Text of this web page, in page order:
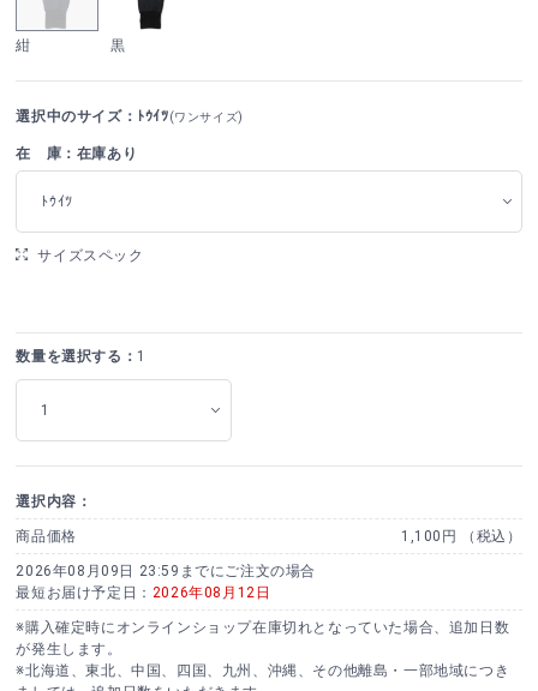
紺 黒
選択中のサイズ：ﾄｳｲﾂ(ワンサイズ)
在 庫：在庫あり
ﾄｳｲﾂ
サイズスペック
数量を選択する： 1
選択内容：
商品価格 1,100円 （税込）
2026年08月09日 23:59までにご注文の場合
最短お届け予定日： 2026年08月12日
※購入確定時にオンラインショップ在庫切れとなっていた場合、追加日数
が発生します。
※北海道、東北、中国、四国、九州、沖縄、その他離島・一部地域につき